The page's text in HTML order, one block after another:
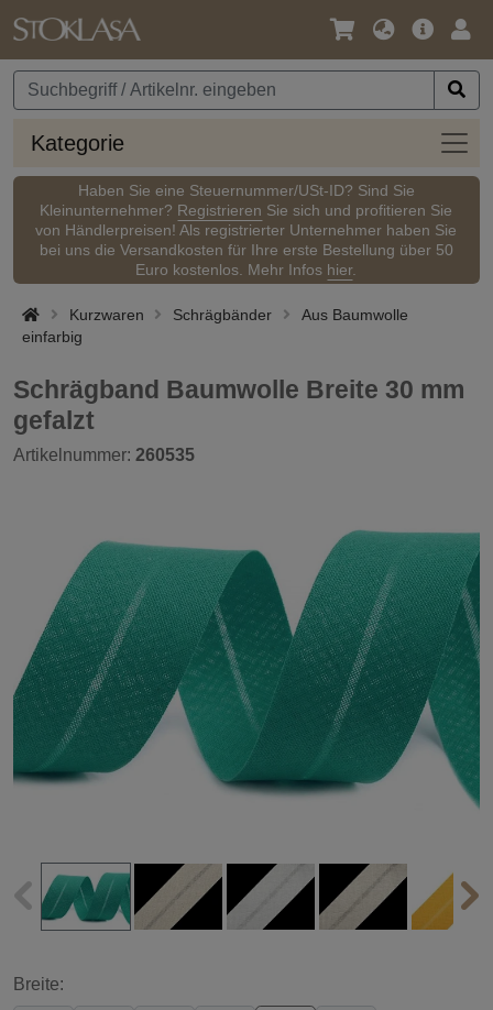
Sprache
Währung
Kategorie
Haben Sie eine Steuernummer/USt-ID? Sind Sie
Kleinunternehmer? Registrieren Sie sich und profitieren Sie
von Händlerpreisen! Als registrierter Unternehmer haben Sie
bei uns die Versandkosten für Ihre erste Bestellung über 50
Euro kostenlos. Mehr Infos hier.
Kurzwaren Schrägbänder
Aus Baumwolle
einfarbig
Schrägband Baumwolle Breite 30 mm
gefalzt
Artikelnummer: 260535
Breite: